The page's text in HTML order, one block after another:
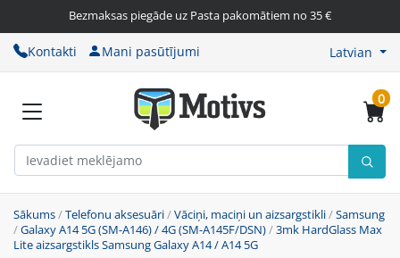
Bezmaksas piegāde uz Pasta pakomātiem no 35 €
Kontakti Mani pasūtījumi Latvian
0
Sākums/Telefonu aksesuāri/Vāciņi, maciņi un aizsargstikli/Samsung
/Galaxy A14 5G (SM-A146) / 4G (SM-A145F/DSN)/3mk HardGlass Max
Lite aizsargstikls Samsung Galaxy A14 / A14 5G